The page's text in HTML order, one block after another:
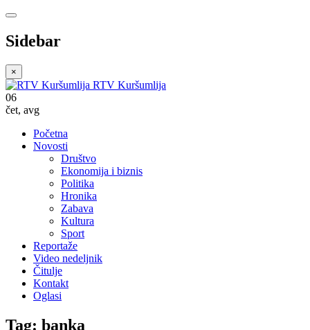
Sidebar
×
RTV Kuršumlija
06
čet, avg
Početna
Novosti
Društvo
Ekonomija i biznis
Politika
Hronika
Zabava
Kultura
Sport
Reportaže
Video nedeljnik
Čitulje
Kontakt
Oglasi
Tag: banka